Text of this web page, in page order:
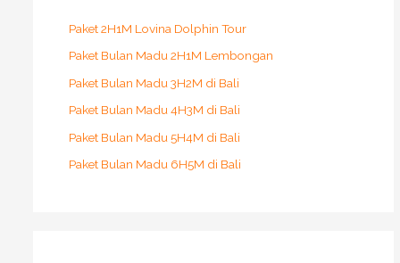
o
r
Paket 2H1M Lovina Dolphin Tour
Paket Bulan Madu 2H1M Lembongan
Paket Bulan Madu 3H2M di Bali
Paket Bulan Madu 4H3M di Bali
Paket Bulan Madu 5H4M di Bali
Paket Bulan Madu 6H5M di Bali